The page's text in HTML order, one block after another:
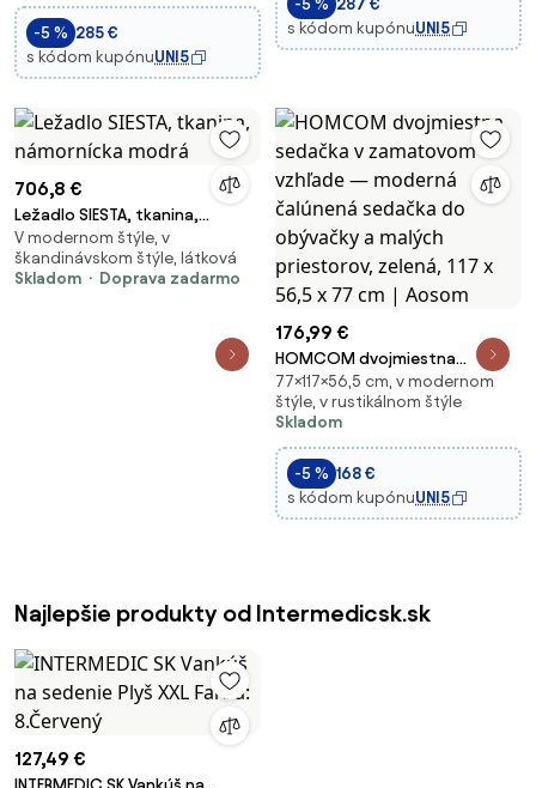
Look Sofa Bed for Living Room
or Bedro
-5 % 285 €
s kódom kupónuUNI5
-5 % 287 €
s kódom kupónuUNI5
706,8 €
Ležadlo SIESTA, tkanina,
námornícka modrá
V modernom štýle, v
škandinávskom štýle, látková
Skladom
Doprava zadarmo
176,99 €
HOMCOM dvojmiestna
sedačka v zamatovom vzhľade
— moderná čalúnená sedačka
do obývačky a malých
priestorov, zelená, 117 x 56,5 x
77 cm | Aosom
77×117×56,5 cm, v modernom
štýle, v rustikálnom štýle
Skladom
-5 % 168 €
s kódom kupónuUNI5
Najlepšie produkty od Intermedicsk.sk
127,49 €